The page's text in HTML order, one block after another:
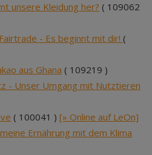
unsere Kleidung her? ( 109062
Fairtrade - Es beginnt mit dir! (
aus Ghana ( 109219 )
- Unser Umgang mit Nutztieren
( 100041 ) [» Online auf LeOn]
Ernährung mit dem Klima